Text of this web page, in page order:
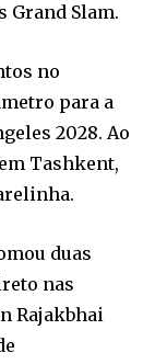
Grand Slam.
no
para a
2028. Ao
Tashkent,
duas
nas
Rajakbhai